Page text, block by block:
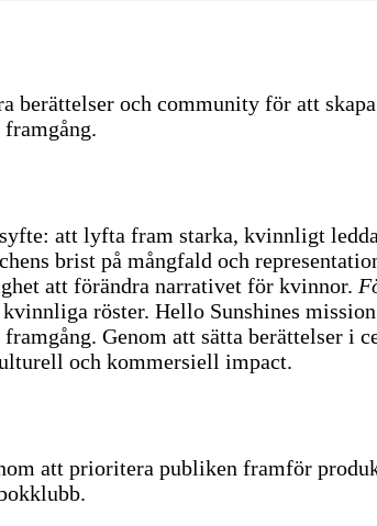
berättelser och community för att
att lyfta fram starka, kvinnligt
brist på mångfald och
att förändra narrativet för kvinnor.
röster. Hello Sunshines
Genom att sätta berättelser i
och kommersiell impact.
att prioritera publiken framför